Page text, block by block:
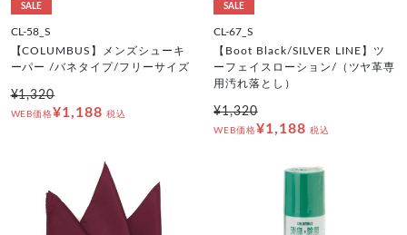
SALE
CL-58_S
【COLUMBUS】メンズシューキ
ーパー /バネタイプ/フリーサイズ
¥1,320
WEB価格¥1,188 税込
SALE
CL-67_S
【Boot Black/SILVER LINE】ツ
ーフェイスローション/（ツヤ革専
用汚れ落とし）
¥1,320
WEB価格¥1,188 税込